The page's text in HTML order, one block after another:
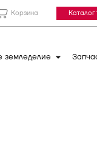
Корзина Каталог
земледелие